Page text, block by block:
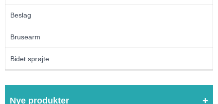
Beslag
Brusearm
Bidet sprøjte
Nye produkter